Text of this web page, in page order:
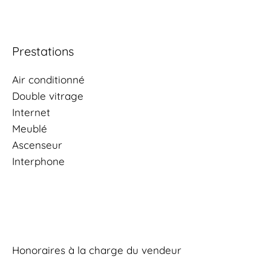
Prestations
Air conditionné
Double vitrage
Internet
Meublé
Ascenseur
Interphone
Honoraires à la charge du vendeur